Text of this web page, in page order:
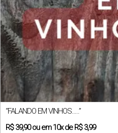
“FALANDO EM VINHOS…..”
R$39,90ou em10xde R$ 3,99